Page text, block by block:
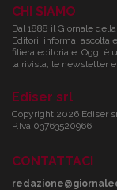
CHI SIAMO
Dal 1888 il Giornale
Editori, informa, ascolta
filiera editoriale. Oggi è
la rivista, le newsletter
Ediser srl
Copyright 2026 Ediser
P.Iva 03763520966
CONTATTACI